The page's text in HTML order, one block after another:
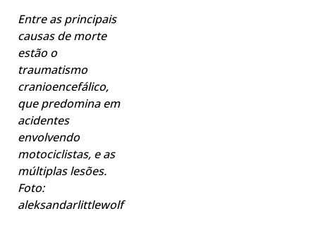
Entre as principais
causas de morte
estão o
traumatismo
cranioencefálico,
que predomina em
acidentes
envolvendo
motociclistas, e as
múltiplas lesões.
Foto:
aleksandarlittlewolf